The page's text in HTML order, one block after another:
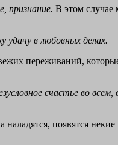
признание. В этом случае
удачу в любовных делах.
переживаний,
счастье во всем,
наладятся, появятся